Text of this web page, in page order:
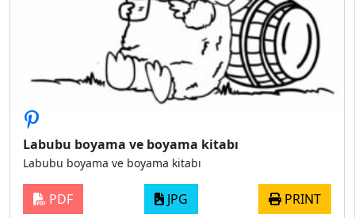
Labubu boyama ve boyama kitabı
Labubu boyama ve boyama kitabı
PDF JPG PRINT